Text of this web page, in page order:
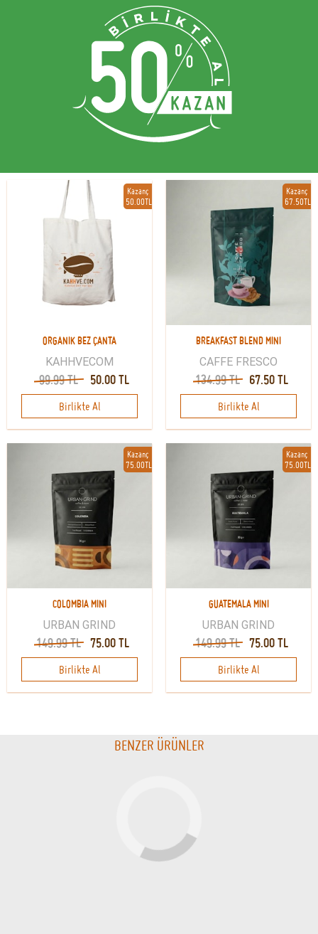
Kazanç
50.00TL
ORGANIK BEZ ÇANTA
KAHHVECOM
99.99 TL 50.00 TL
Birlikte Al
Kazanç
67.50TL
BREAKFAST BLEND MINI
CAFFE FRESCO
134.99 TL 67.50 TL
Birlikte Al
Kazanç
75.00TL
COLOMBIA MINI
URBAN GRIND
149.99 TL 75.00 TL
Birlikte Al
Kazanç
75.00TL
GUATEMALA MINI
URBAN GRIND
149.99 TL 75.00 TL
Birlikte Al
BENZER ÜRÜNLER